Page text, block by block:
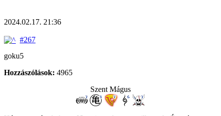
2024.02.17. 21:36
#267
goku5
Hozzászólások: 4965
Szent Mágus